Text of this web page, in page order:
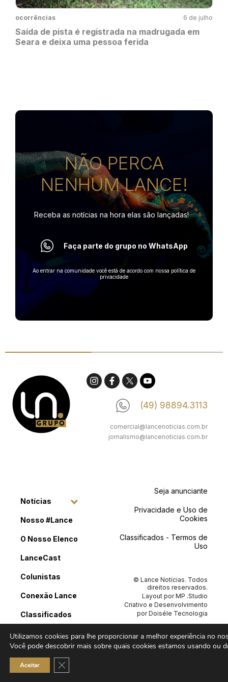
ocorrências 6 de julho
Saída de pista é registrada na madrugada em
Seara e deixa uma pessoa ferida
NÃO PERCA
NENHUM LANCE!
Receba as notícias na hora elas são lançadas!
Faça parte do grupo no WhatsApp
Ao entrar na comunidade você está de acordo com nossa política de
privacidade
(49) 98894.3113
comercial@lancenoticias.com.br
jornalismo@lancenoticias.com.br
Notícias
Nosso #Lance
O Nosso Elenco
LanceCast
Colunistas
Conexão Lance
Classificados
Contato
Seja anunciante
Privacidade e Uso de
Cookies
Classificados - Termos de
Uso
© Lance Notícias. Todos
direitos reservados.
Layout porMP .Studio
Criativo e Desenvolvimento
porDoiséle Tecnologia
Utilizamos cookies para lhe proporcionar a melhor experiência no
Você pode descobrir mais sobre quais cookies estamos usando ou
Aceitar Close GDPR Cookie Banner